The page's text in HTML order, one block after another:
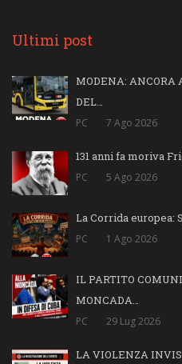
Ultimi post
MODENA:
DEL…
PC 7 Ago 2026
131 anni fa moriva
PC 5 Ago 2026
La Corrida europea:
PC 1 Ago 2026
IL PARTITO
MONCADA…
PC 29 Lug 2026
LA VIOLENZA